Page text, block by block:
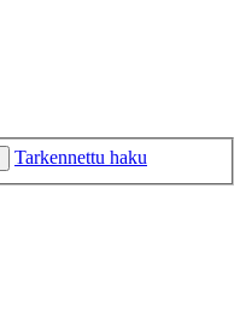
Tarkennettu haku